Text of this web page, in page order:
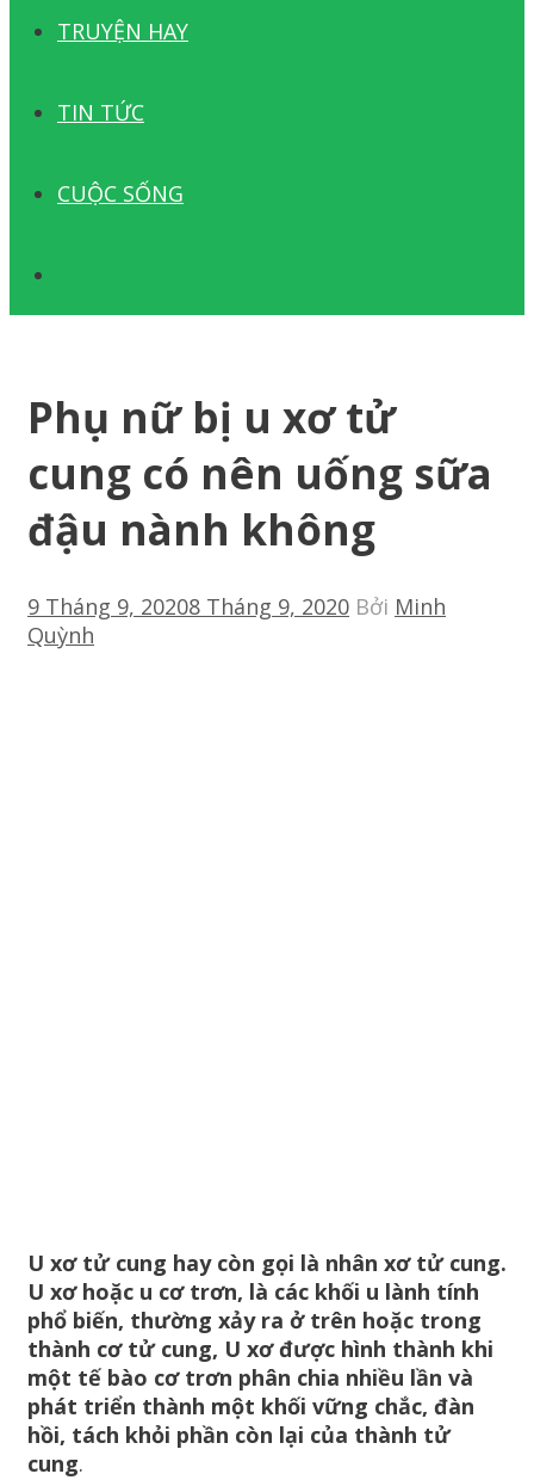
TRUYỆN HAY
TIN TỨC
CUỘC SỐNG
Phụ nữ bị u xơ tử
cung có nên uống sữa
đậu nành không
9 Tháng 9, 20208 Tháng 9, 2020 Bởi Minh
Quỳnh
U xơ tử cung hay còn gọi là nhân xơ tử cung.
U xơ hoặc u cơ trơn, là các khối u lành tính
phổ biến, thường xảy ra ở trên hoặc trong
thành cơ tử cung, U xơ được hình thành khi
một tế bào cơ trơn phân chia nhiều lần và
phát triển thành một khối vững chắc, đàn
hồi, tách khỏi phần còn lại của thành tử
cung.